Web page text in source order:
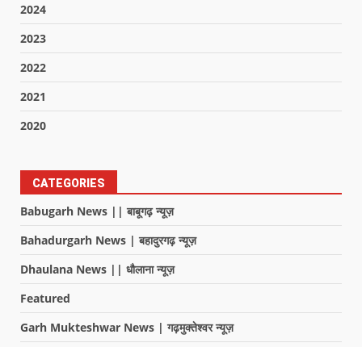
2024
2023
2022
2021
2020
CATEGORIES
Babugarh News || बाबूगढ़ न्यूज़
Bahadurgarh News | बहादुरगढ़ न्यूज़
Dhaulana News || धौलाना न्यूज़
Featured
Garh Mukteshwar News | गढ़मुक्तेश्वर न्यूज़